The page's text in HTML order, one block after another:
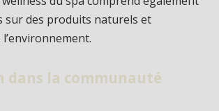
sur des produits naturels et
dans la communauté